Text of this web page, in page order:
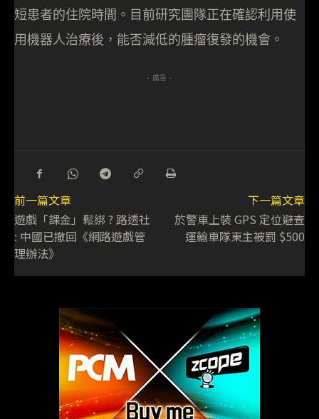
短患者的住院時間。目前研究團隊正在確認利用使
用機器人治療後，能否減低的腫瘤復發的機會。
- 廣告 -
前一篇文章
遊戲「課金」鬆綁 ? 路透社
: 中國已撤回《網路遊戲管
理辦法》
下一篇文章
於警車上裝 GPS 定位避查
運輸車隊東主被罰 $500